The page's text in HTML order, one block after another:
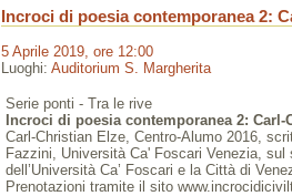
Incroci di poesia contemporanea 2:
5 Aprile 2019, ore 12:00
Luoghi: Auditorium S. Margherita
Serie ponti - Tra le rive
Incroci di poesia contemporanea 2: Carl-
Carl-Christian Elze, Centro-Alumo 2016,
Fazzini, Università Ca' Foscari Venezia, sul
dell’Università Ca’ Foscari e la Città di
Prenotazioni tramite il sito